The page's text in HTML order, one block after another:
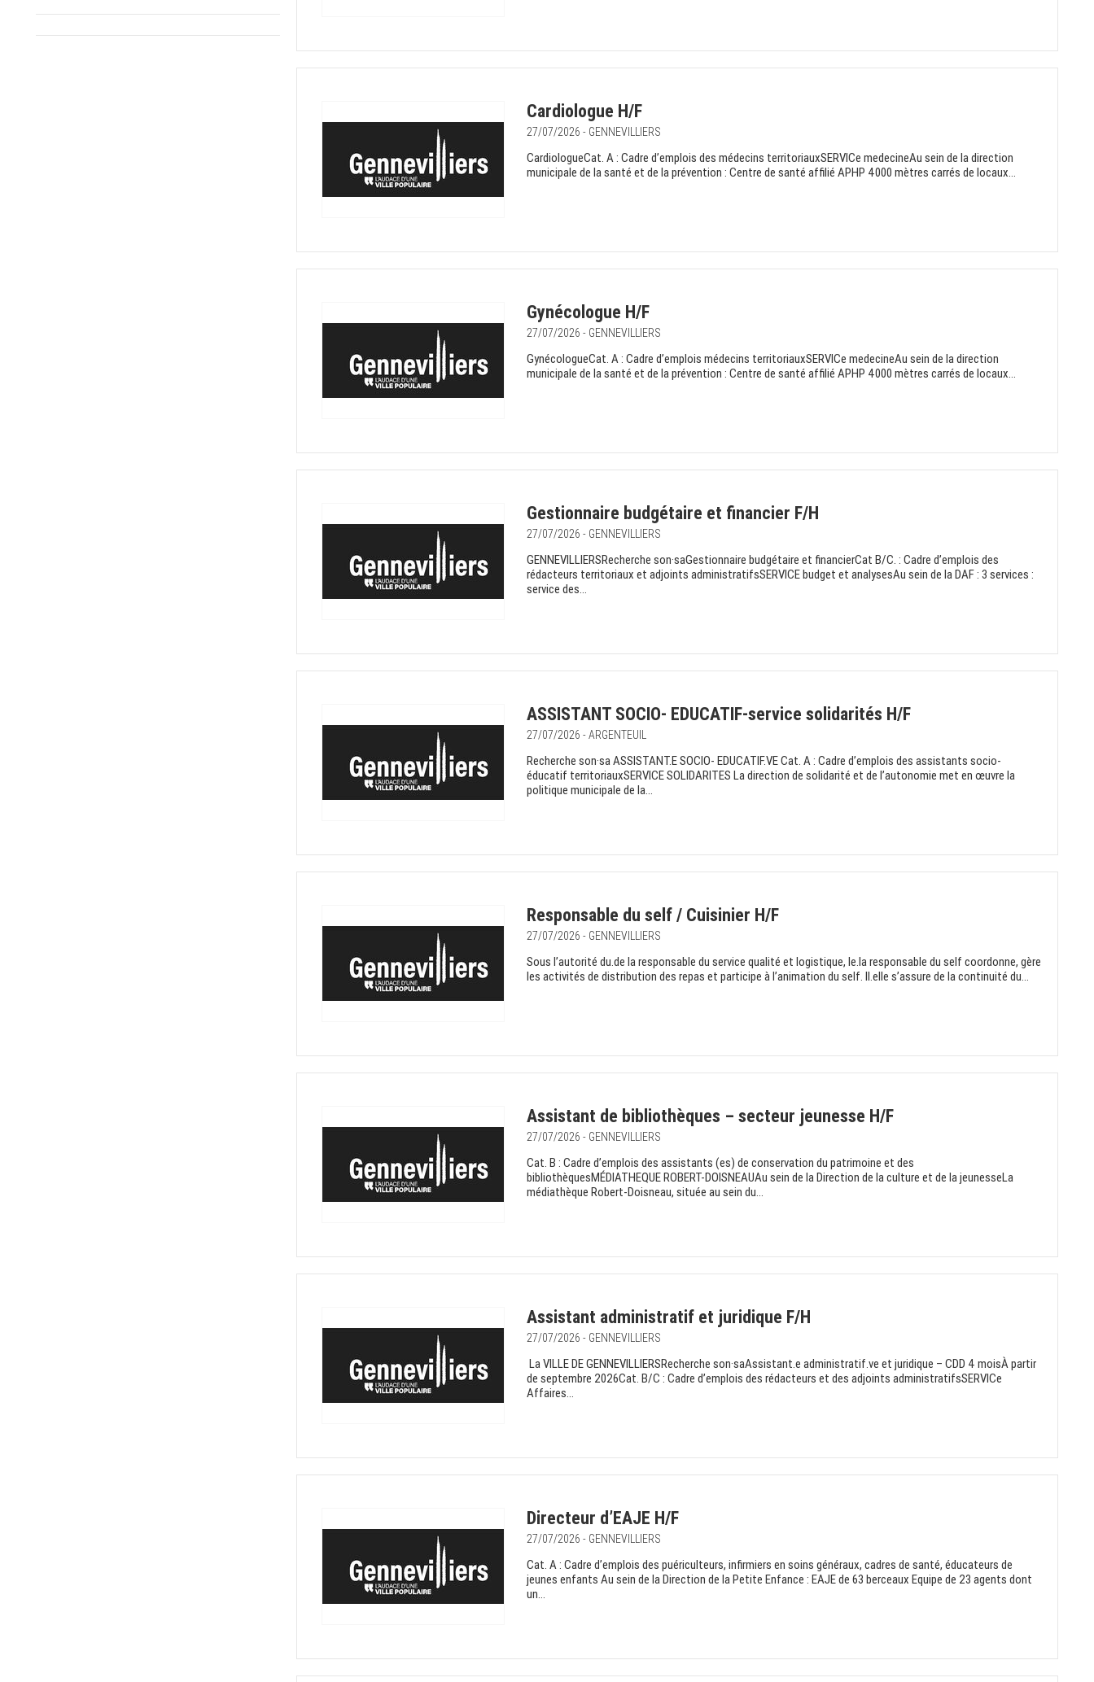
Cardiologue H/F
27/07/2026 - GENNEVILLIERS
CardiologueCat. A : Cadre d’emplois des médecins territoriauxSERVICe medecineAu sein de la direction
municipale de la santé et de la prévention : Centre de santé affilié APHP 4000 mètres carrés de locaux...
Gynécologue H/F
27/07/2026 - GENNEVILLIERS
GynécologueCat. A : Cadre d’emplois médecins territoriauxSERVICe medecineAu sein de la direction
municipale de la santé et de la prévention : Centre de santé affilié APHP 4000 mètres carrés de locaux...
Gestionnaire budgétaire et financier F/H
27/07/2026 - GENNEVILLIERS
GENNEVILLIERSRecherche son·saGestionnaire budgétaire et financierCat B/C. : Cadre d’emplois des
rédacteurs territoriaux et adjoints administratifsSERVICE budget et analysesAu sein de la DAF : 3 services :
service des...
ASSISTANT SOCIO- EDUCATIF-service solidarités H/F
27/07/2026 - ARGENTEUIL
Recherche son·sa ASSISTANT.E SOCIO- EDUCATIF.VE Cat. A : Cadre d’emplois des assistants socio-
éducatif territoriauxSERVICE SOLIDARITES La direction de solidarité et de l’autonomie met en œuvre la
politique municipale de la...
Responsable du self / Cuisinier H/F
27/07/2026 - GENNEVILLIERS
Sous l’autorité du.de la responsable du service qualité et logistique, le.la responsable du self coordonne, gère
les activités de distribution des repas et participe à l’animation du self. Il.elle s’assure de la continuité du...
Assistant de bibliothèques – secteur jeunesse H/F
27/07/2026 - GENNEVILLIERS
Cat. B : Cadre d’emplois des assistants (es) de conservation du patrimoine et des
bibliothèquesMÉDIATHEQUE ROBERT-DOISNEAUAu sein de la Direction de la culture et de la jeunesseLa
médiathèque Robert-Doisneau, située au sein du...
Assistant administratif et juridique F/H
27/07/2026 - GENNEVILLIERS
La VILLE DE GENNEVILLIERSRecherche son·saAssistant.e administratif.ve et juridique – CDD 4 moisÀ partir
de septembre 2026Cat. B/C : Cadre d’emplois des rédacteurs et des adjoints administratifsSERVICe
Affaires...
Directeur d’EAJE H/F
27/07/2026 - GENNEVILLIERS
Cat. A : Cadre d’emplois des puériculteurs, infirmiers en soins généraux, cadres de santé, éducateurs de
jeunes enfants Au sein de la Direction de la Petite Enfance : EAJE de 63 berceaux Equipe de 23 agents dont
un...